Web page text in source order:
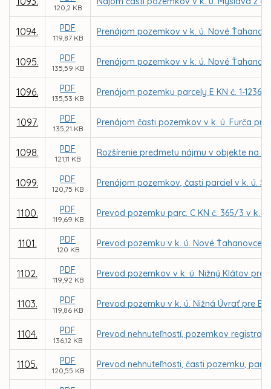
120,2 KB
1094. PDF
119,87 KB
Prenájom pozemkov v k. ú. Nové
1095. PDF
135,59 KB
Prenájom pozemkov v k. ú. Nové
1096. PDF
135,53 KB
Prenájom pozemku parcely E KN č. 1-
1097. PDF
135,21 KB
Prenájom časti pozemkov v k. ú. Furča
1098. PDF
121,11 KB
Rozšírenie predmetu nájmu v objekte na
1099. PDF
120,75 KB
Prenájom pozemkov, časti parciel v k. ú.
1100. PDF
119,69 KB
Prevod pozemku parc. C KN č. 365/3 v k.
1101. PDF
120 KB
Prevod pozemku v k. ú. Nové Ťahanovce
1102. PDF
119,92 KB
Prevod pozemkov v k. ú. Nižný Klátov
1103. PDF
119,86 KB
Prevod pozemku v k. ú. Nižná Úvrať pre
1104. PDF
136,12 KB
Prevod nehnuteľností, pozemkov registra
1105. PDF
120,55 KB
Prevod nehnuteľnosti, časti pozemku,